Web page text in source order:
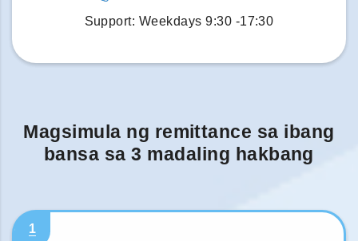
Support: Weekdays 9:30 -17:30
Magsimula ng remittance sa ibang
bansa sa 3 madaling hakbang
1